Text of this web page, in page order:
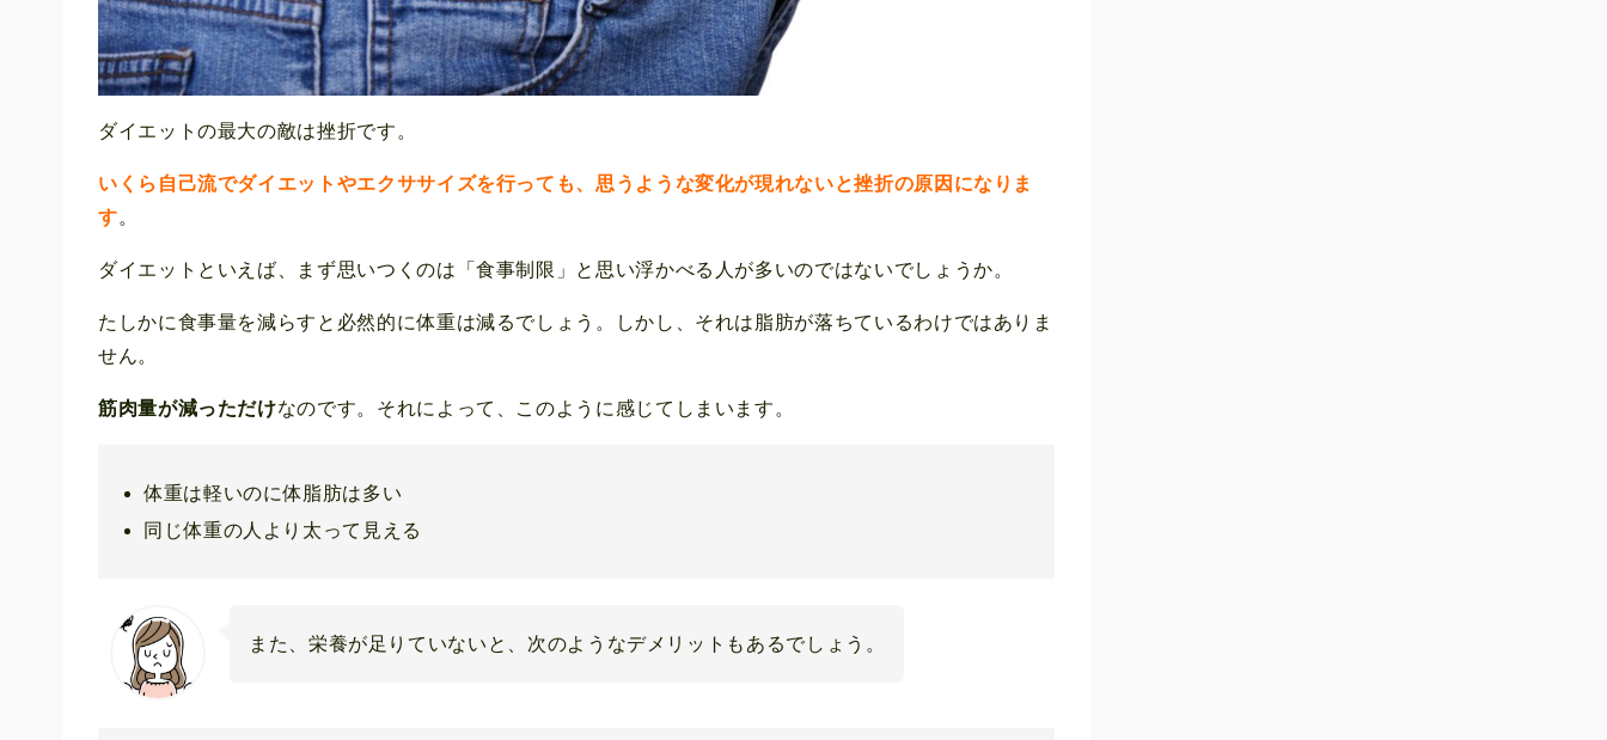
ダイエットの最大の敵は挫折です。
いくら自己流でダイエットやエクササイズを行っても、思うような変化が現れないと挫折の原因になりま
す。
ダイエットといえば、まず思いつくのは「食事制限」と思い浮かべる人が多いのではないでしょうか。
たしかに食事量を減らすと必然的に体重は減るでしょう。しかし、それは脂肪が落ちているわけではありま
せん。
筋肉量が減っただけなのです。それによって、このように感じてしまいます。
体重は軽いのに体脂肪は多い
同じ体重の人より太って見える
また、栄養が足りていないと、次のようなデメリットもあるでしょう。